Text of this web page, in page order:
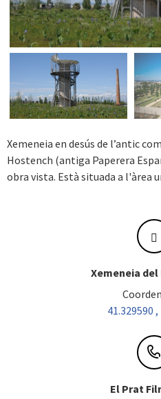
Xemeneia en desús de l’antic
Hostench (antiga Paperera
obra vista. Està situada a l'àrea
Xemeneia del
41.329590
El Prat